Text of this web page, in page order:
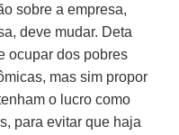
sobre a empresa,
deve mudar. Deta
ocupar dos pobres
mas sim propor
o lucro como
para evitar que haja